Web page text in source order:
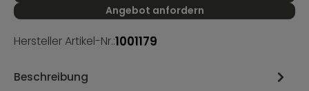
Angebot anfordern
Hersteller Artikel-Nr.:1001179
Beschreibung